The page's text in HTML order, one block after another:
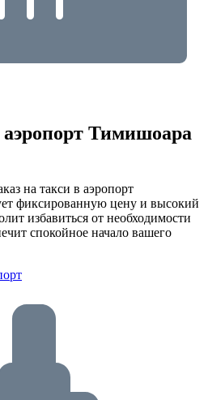
Тимишоара
на такси в аэропорт
фиксированную цену и высокий
избавиться от необходимости
спокойное начало вашего